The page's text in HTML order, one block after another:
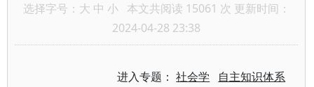
选择字号： 大 中 小 本文共阅读 15061 次 更新时间：
2024-04-28 23:38
进入专题：社会学 自主知识体系